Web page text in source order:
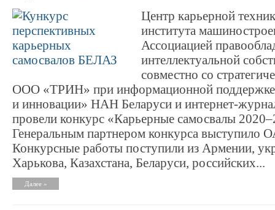
Центр карьерной
института
Ассоциацией
интеллектуальной
совместно со
ООО «ТРИН» при информационной
и инновации» НАН Беларуси и интернет-
провели конкурс «Карьерные самосвалы
Генеральным партнером конкурса
Конкурсные работы поступили из Армении,
Харькова, Казахстана, Беларуси, российских...
Далее »